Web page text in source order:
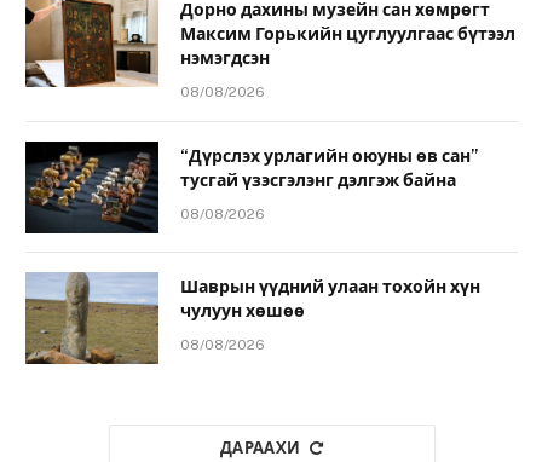
Дорно дахины музейн сан хөмрөгт
Максим Горькийн цуглуулгаас бүтээл
нэмэгдсэн
08/08/2026
“Дүрслэх урлагийн оюуны өв сан”
тусгай үзэсгэлэнг дэлгэж байна
08/08/2026
Шаврын үүдний улаан тохойн хүн
чулуун хөшөө
08/08/2026
ДАРААХИ